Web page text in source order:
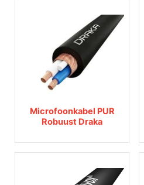
Microfoonkabel PUR
Robuust Draka